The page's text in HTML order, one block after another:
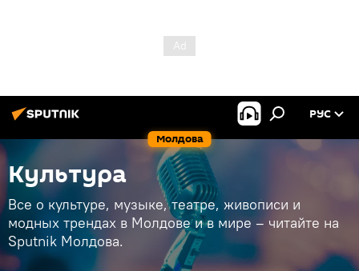
Молдова
РУС
Культура
Все о культуре, музыке, театре, живописи и
модных трендах в Молдове и в мире – читайте на
Sputnik Молдова.